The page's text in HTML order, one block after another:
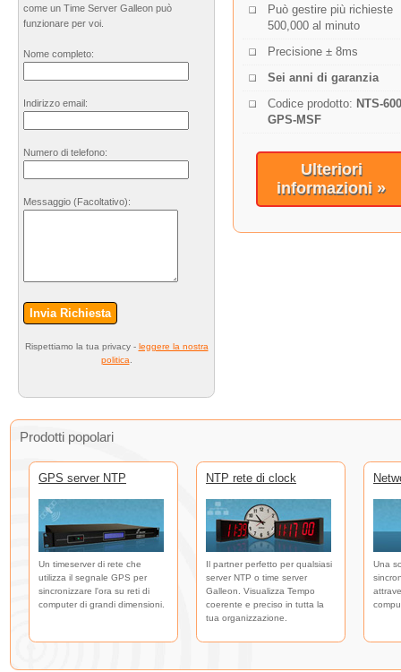
Può gestire più richieste
500,000 al minuto
Precisione ± 8ms
Sei anni di garanzia
Codice prodotto: NTS-
GPS-MSF
Ulteriori
informazioni »
come un Time Server Galleon può
funzionare per voi.
Nome completo:
Indirizzo email:
Numero di telefono:
Messaggio (Facoltativo):
Invia Richiesta
Rispettiamo la tua privacy - leggere la nostra
politica.
Prodotti popolari
GPS server NTP
Un timeserver di rete che
utilizza il segnale GPS per
sincronizzare l'ora su reti di
computer di grandi dimensioni.
NTP rete di clock
Il partner perfetto per qualsiasi
server NTP o time server
Galleon. Visualizza Tempo
coerente e preciso in tutta la
tua organizzazione.
Una